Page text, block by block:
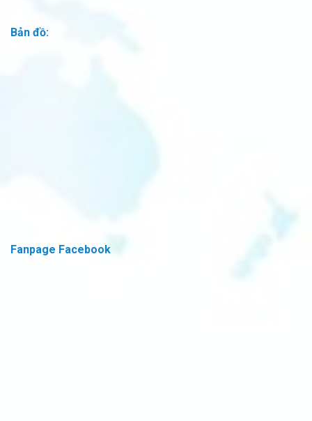
Bản đồ:
Fanpage Facebook